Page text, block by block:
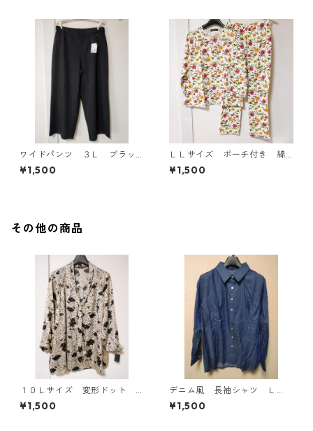
ワイドパンツ ３Ｌ ブラッ
ク KAE-4697
¥1,500
ＬＬサイズ ポーチ付き 綿
１００％ 花柄 トラベルパ
ジャマ ホワイト KAE-4578
¥1,500
その他の商品
１０Ｌサイズ 変形ドット
花柄 ボウタイブラウス オ
フホワイト KAE-4774
¥1,500
デニム風 長袖シャツ Ｌ
Ｌ ブルー KAE-4801
¥1,500